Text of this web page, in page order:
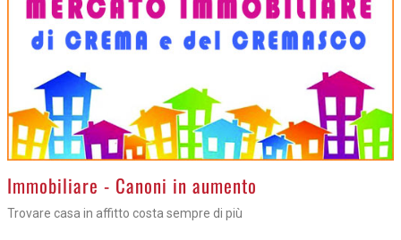
>Immobiliare - Canoni in aumento
Trovare casa in affitto costa sempre di più